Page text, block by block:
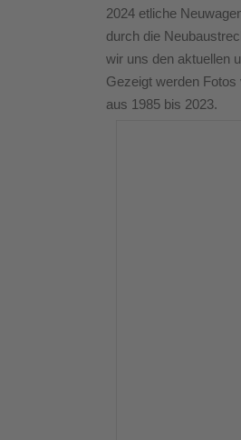
2024 etliche
durch die
wir uns den aktuellen
Gezeigt werden
aus 1985 bis 2023.